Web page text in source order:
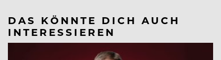
DAS KÖNNTE DICH AUCH
INTERESSIEREN